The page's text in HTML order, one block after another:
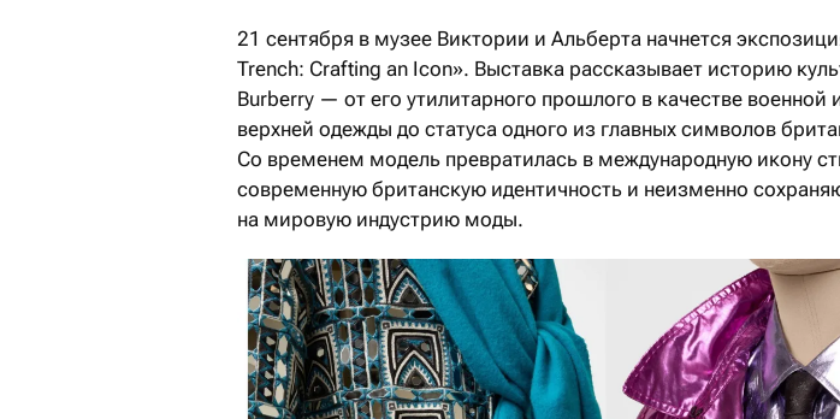
21 сентября в музее Виктории и Альберта начнется
Trench: Crafting an Icon». Выставка рассказывает историю
Burberry — от его утилитарного прошлого в качестве военной
верхней одежды до статуса одного из главных символов
Со временем модель превратилась в международную икону
современную британскую идентичность и неизменно
на мировую индустрию моды.